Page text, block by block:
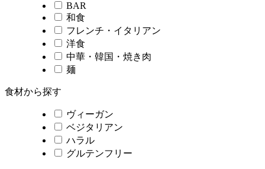
BAR
和食
フレンチ・イタリアン
洋食
中華・韓国・焼き肉
麺
食材から探す
ヴィーガン
ベジタリアン
ハラル
グルテンフリー